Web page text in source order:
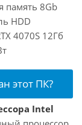
память 8Gb
HDD
4070S 12Гб
этот ПК?
Intel